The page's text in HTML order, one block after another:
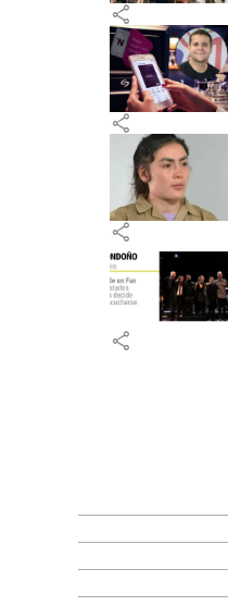
share
share
share
share